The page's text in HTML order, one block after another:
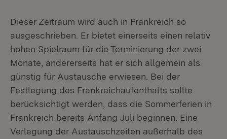
Dieser Zeitraum wird auch in Frankreich so
ausgeschrieben. Er bietet einerseits einen relativ
hohen Spielraum für die Terminierung der zwei
Monate, andererseits hat er sich allgemein als
günstig für Austausche erwiesen. Bei der
Festlegung des Frankreichaufenthalts sollte
berücksichtigt werden, dass die Sommerferien in
Frankreich bereits Anfang Juli beginnen. Eine
Verlegung der Austauschzeiten außerhalb des